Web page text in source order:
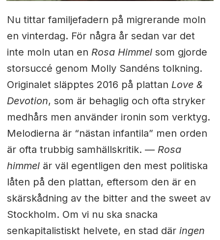
Nu tittar familjefadern på migrerande moln
en vinterdag. För några år sedan var det
inte moln utan en Rosa Himmelsom gjorde
storsuccé genom Molly Sandéns tolkning.
Originalet släpptes 2016 på plattan Love &
Devotion, som är behaglig och ofta stryker
medhårs men använder ironin som verktyg.
Melodierna är “nästan infantila” men orden
är ofta trubbig samhällskritik. — Rosa
himmelär väl egentligen den mest politiska
låten på den plattan, eftersom den är en
skärskådning av the bitter and the sweet av
Stockholm. Om vi nu ska snacka
senkapitalistiskt helvete, en stad där ingen